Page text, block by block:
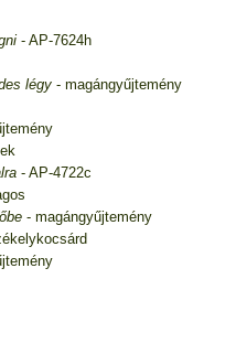
- AP-7624h
légy - magángyűjtemény
- AP-4722c
- magángyűjtemény